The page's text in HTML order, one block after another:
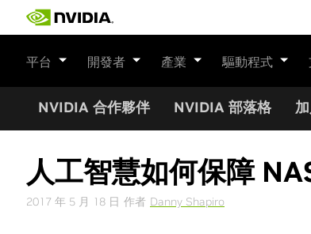
平台 開發者 產業 驅動程式
NVIDIA 合作夥伴 NVIDIA 部落格
人工智慧如何保障
2017 年 5 月 18 日 作者 Danny Shapiro